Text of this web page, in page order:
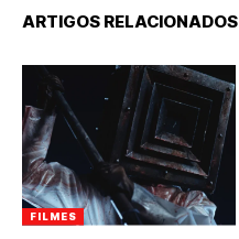
ARTIGOS RELACIONADOS
FILMES